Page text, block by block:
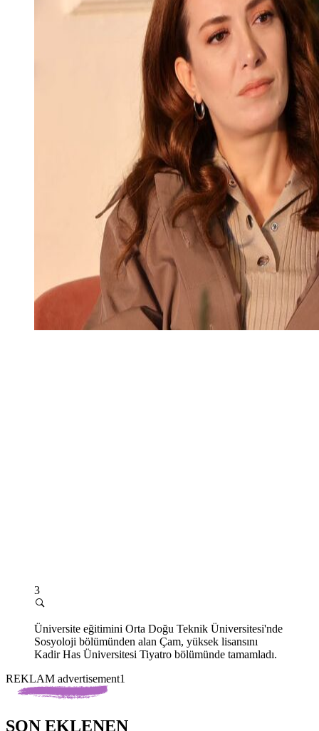
3
Üniversite eğitimini Orta Doğu Teknik Üniversitesi'nde
Sosyoloji bölümünden alan Çam, yüksek lisansını
Kadir Has Üniversitesi Tiyatro bölümünde tamamladı.
REKLAM advertisement1
SON EKLENEN